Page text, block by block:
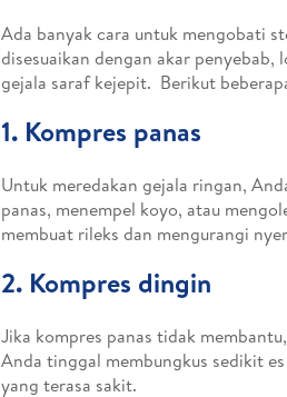
Ada banyak cara untuk mengobati
disesuaikan dengan akar penyebab,
gejala saraf kejepit. Berikut
1. Kompres panas
Untuk meredakan gejala ringan,
panas, menempel koyo, atau
membuat rileks dan mengurangi
2. Kompres dingin
Jika kompres panas tidak
Anda tinggal membungkus sedikit
yang terasa sakit.